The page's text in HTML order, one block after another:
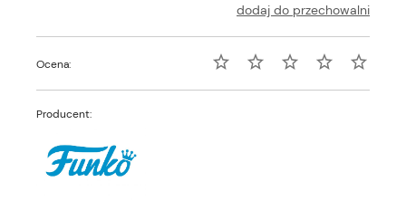
dodaj do przechowalni
Ocena:
Producent: